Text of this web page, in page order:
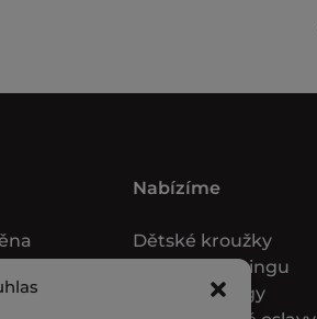
Nabízíme
Dětské kroužky
Kurz boulderingu
Teambuildingy